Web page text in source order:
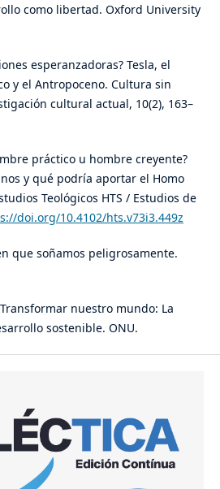
como libertad. Oxford University
esperanzadoras? Tesla, el
y el Antropoceno. Cultura sin
cultural actual, 10(2), 163–
práctico u hombre creyente?
y qué podría aportar el Homo
Teológicos HTS / Estudios de
doi.org/10.4102/hts.v73i3.449z
que soñamos peligrosamente.
nuestro mundo: La
sostenible. ONU.